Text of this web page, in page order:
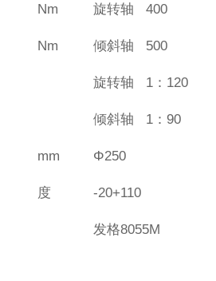
Nm 旋转轴 400
Nm 倾斜轴 500
旋转轴 1：120
倾斜轴 1：90
mm Φ250
度 -20+110
发格8055M